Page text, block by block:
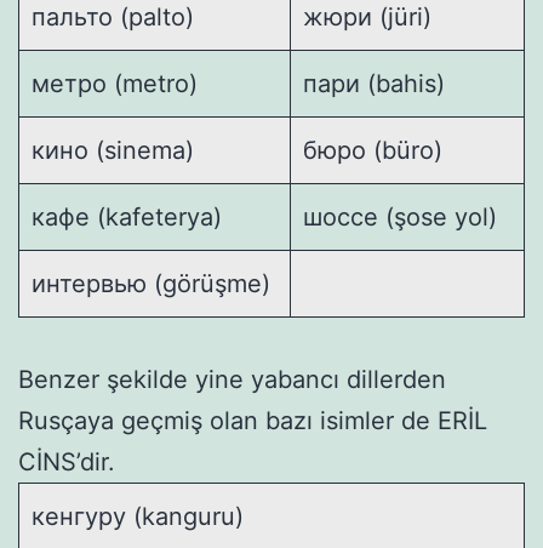
пальто (palto)
жюри (jüri)
метро (metro) пари (bahis)
кино (sinema) бюро (büro)
кафе (kafeterya) шоссе (şose yol)
интервью (görüşme)
Benzer şekilde yine yabancı dillerden
Rusçaya geçmiş olan bazı isimler de ERİL
CİNS’dir.
кенгуру (kanguru)